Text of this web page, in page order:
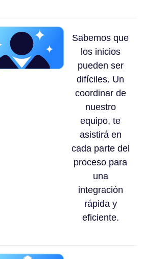
Sabemos que
los inicios
pueden ser
difíciles. Un
coordinar de
nuestro
equipo, te
asistirá en
cada parte del
proceso para
una
integración
rápida y
eficiente.